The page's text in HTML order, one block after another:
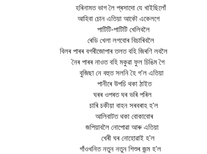
হৰিনামত ভাগ লৈ প্ৰসাদো যে খাইছিলোঁ
আহিবা চোন এতিয়া আকৌ একেলগে
পাটিটি-পাটিটি খেলিবলৈ
ৰেডি খেলা লগবোৰ বিচাৰিবলৈ
বিলৰ পাৰৰ বগৰীজোপাৰ তলত বহি জিৰণি লবলৈ
নৈৰ পাৰৰ নাওত বহি মকুৱা ফুল চিঙিম গৈ
বুজিছা নে বহুত সলনি হৈ গ'ল এতিয়া
পানীৰে উপচি থকা ঠাইত
ঘৰৰ ওপৰত ঘৰ ভৰি পৰিল
চাৰি চকীয়া বাহন সৰবৰাহ হ'ল
আলিবাটত থকা বোকাবোৰ
জপিয়াবলৈ নোপোৱা আৰু এতিয়া
খেৰী ঘৰ নোহোৱাই হ'ল
গাঁওখনিত নতুন নতুন শিশুৰ জন্ম হ'ল